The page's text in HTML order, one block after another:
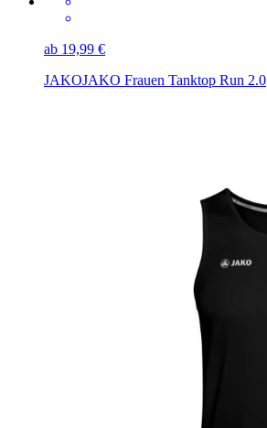
ab 19,99 €
JAKOJAKO Frauen Tanktop Run 2.0